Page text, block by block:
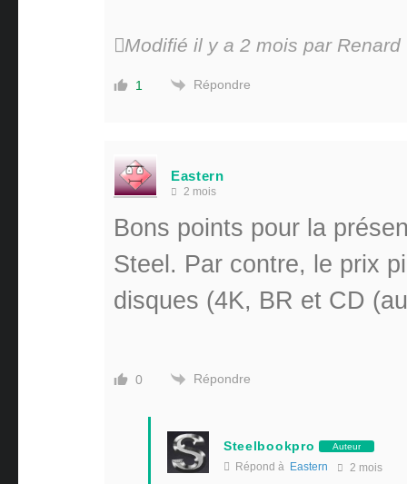
Modifié il y a 2 mois par Renard
1 Répondre
Eastern
2 mois
Bons points pour la
Steel. Par contre, le prix
disques (4K, BR et CD
0 Répondre
Steelbookpro Auteur
Répond à Eastern 2 mois